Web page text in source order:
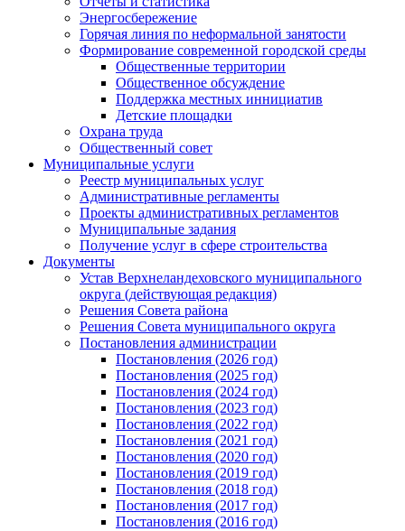
Энергосбережение
Горячая линия по неформальной занятости
Формирование современной городской среды
Общественные территории
Общественное обсуждение
Поддержка местных иннициатив
Детские площадки
Охрана труда
Общественный совет
Муниципальные услуги
Реестр муниципальных услуг
Административные регламенты
Проекты административных регламентов
Муниципальные задания
Получение услуг в сфере строительства
Документы
Устав Верхнеландеховского муниципального
округа (действующая редакция)
Решения Совета района
Решения Совета муниципального округа
Постановления администрации
Постановления (2026 год)
Постановления (2025 год)
Постановления (2024 год)
Постановления (2023 год)
Постановления (2022 год)
Постановления (2021 год)
Постановления (2020 год)
Постановления (2019 год)
Постановления (2018 год)
Постановления (2017 год)
Постановления (2016 год)